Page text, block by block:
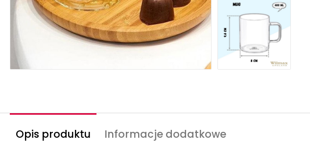
Opis produktu Informacje dodatkowe